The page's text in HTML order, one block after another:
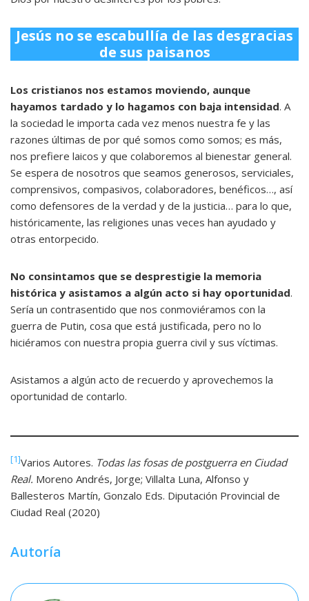
Jesús no se escabullía de las desgracias
de sus paisanos
Los cristianos nos estamos moviendo, aunque
hayamos tardado y lo hagamos con baja intensidad. A
la sociedad le importa cada vez menos nuestra fe y las
razones últimas de por qué somos como somos; es más,
nos prefiere laicos y que colaboremos al bienestar general.
Se espera de nosotros que seamos generosos, serviciales,
comprensivos, compasivos, colaboradores, benéficos…, así
como defensores de la verdad y de la justicia… para lo que,
históricamente, las religiones unas veces han ayudado y
otras entorpecido.
No consintamos que se desprestigie la memoria
histórica y asistamos a algún acto si hay oportunidad.
Sería un contrasentido que nos conmoviéramos con la
guerra de Putin, cosa que está justificada, pero no lo
hiciéramos con nuestra propia guerra civil y sus víctimas.
Asistamos a algún acto de recuerdo y aprovechemos la
oportunidad de contarlo.
[1]Varios Autores. Todas las fosas de postguerra en Ciudad
Real. Moreno Andrés, Jorge; Villalta Luna, Alfonso y
Ballesteros Martín, Gonzalo Eds. Diputación Provincial de
Ciudad Real (2020)
Autoría